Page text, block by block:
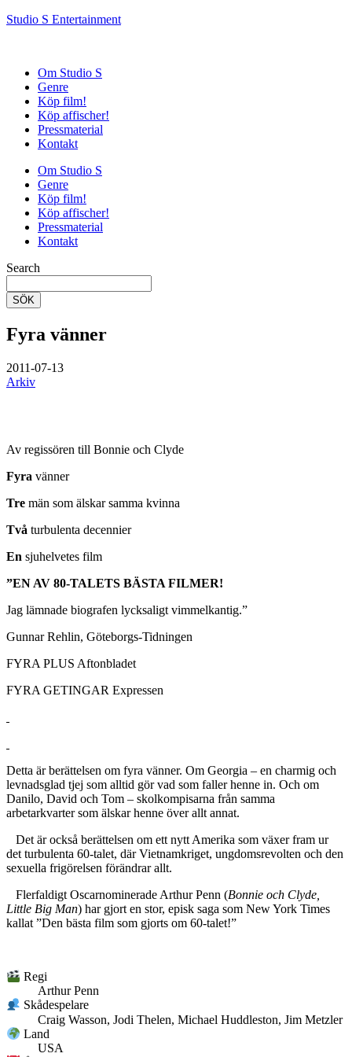
Studio S Entertainment
Om Studio S
Genre
Köp film!
Köp affischer!
Pressmaterial
Kontakt
Om Studio S
Genre
Köp film!
Köp affischer!
Pressmaterial
Kontakt
Search
SÖK
Fyra vänner
2011-07-13
Arkiv
Av regissören till Bonnie och Clyde
Fyra vänner
Tre män som älskar samma kvinna
Två turbulenta decennier
En sjuhelvetes film
”EN AV 80-TALETS BÄSTA FILMER!
Jag lämnade biografen lycksaligt vimmelkantig.”
Gunnar Rehlin, Göteborgs-Tidningen
FYRA PLUS Aftonbladet
FYRA GETINGAR Expressen
Detta är berättelsen om fyra vänner. Om Georgia – en charmig och
levnadsglad tjej som alltid gör vad som faller henne in. Och om
Danilo, David och Tom ­– skolkompisarna från samma
arbetarkvarter som älskar henne över allt annat.
Det är också berättelsen om ett nytt Amerika som växer fram ur
det turbulenta 60-talet, där Vietnamkriget, ungdomsrevolten och den
sexuella frigörelsen förändrar allt.
Flerfaldigt Oscarnominerade Arthur Penn (Bonnie och Clyde,
Little Big Man) har gjort en stor, episk saga som New York Times
kallat ”Den bästa film som gjorts om 60-talet!”
Regi
Arthur Penn
Skådespelare
Craig Wasson, Jodi Thelen, Michael Huddleston, Jim Metzler
Land
USA